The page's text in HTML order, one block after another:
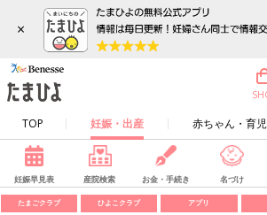
×
TOP 妊娠・出産 赤ちゃん・育児
妊娠早見表 産院検索 お金・手続き 名づけ
たまごクラブ ひよこクラブ アプリ